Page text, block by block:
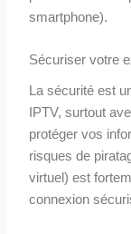
smartphone).
Sécuriser votre
La sécurité est
IPTV, surtout
protéger vos
risques de
virtuel) est
connexion